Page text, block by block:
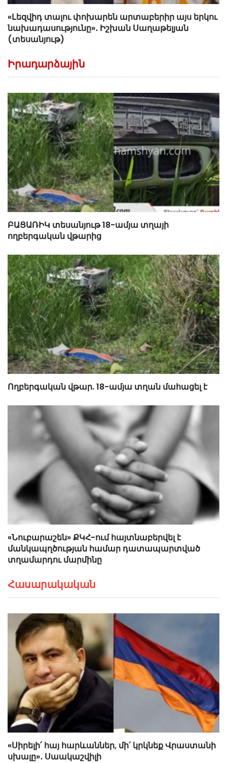
«Լեզվիդ տալու փոխարեն արտաբերիր այս երկու
նախադասությունը»․ Իշխան Սաղաթելյան
(տեսանյութ)
Իրադարձային
ԲԱՑԱՌԻԿ տեսանյութ 18-ամյա տղայի
ողբերգական վթարից
Ողբերգական վթար. 18-ամյա տղան մահացել է
«Նուբարաշեն» ՔԿՀ-ում հայտնաբերվել է
մանկապղծության համար դատապարտված
տղամարդու մարմինը
Հասարակական
«Սիրելի՛ հայ հարևաններ, մի՛ կրկնեք Վրաստանի
սխալը»․ Սաակաշվիլի